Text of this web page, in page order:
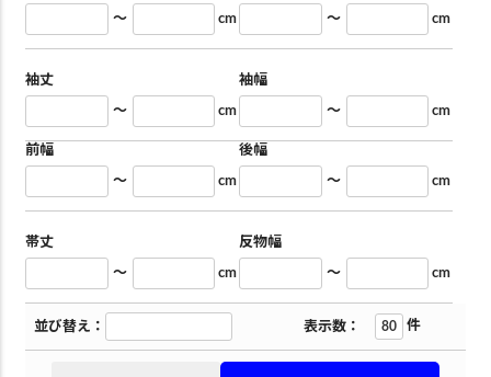
～ cm ～ cm
袖丈
～ cm
袖幅
～ cm
前幅
～ cm
後幅
～ cm
帯丈
～ cm
反物幅
～ cm
並び替え： 表示数： 件